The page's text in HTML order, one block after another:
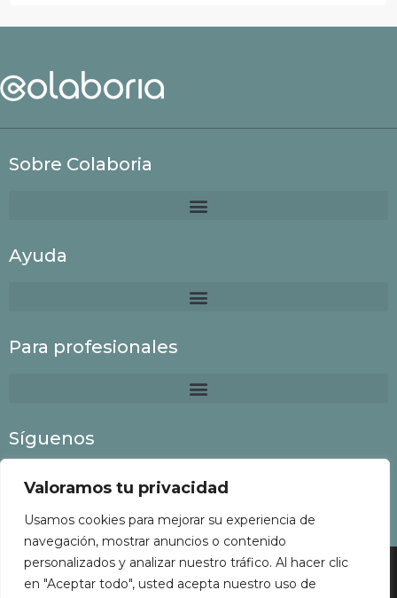
Valoramos tu privacidad
Usamos cookies para mejorar su experiencia de
navegación, mostrar anuncios o contenido
personalizados y analizar nuestro tráfico. Al hacer clic
en "Aceptar todo", usted acepta nuestro uso de
Sobre Colaboria
Ayuda
Para profesionales
Síguenos
Colaboria©2022 Todos los derechos reservados